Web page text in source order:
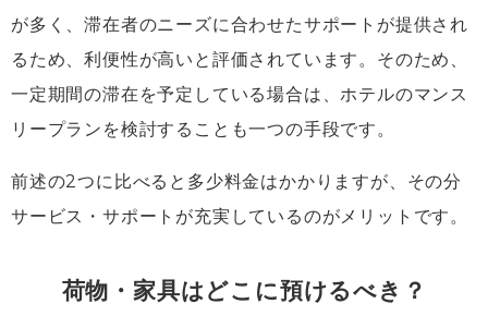
が多く、滞在者のニーズに合わせたサポートが提供され
るため、利便性が高いと評価されています。そのため、
一定期間の滞在を予定している場合は、ホテルのマンス
リープランを検討することも一つの手段です。
前述の2つに比べると多少料金はかかりますが、その分
サービス・サポートが充実しているのがメリットです。
荷物・家具はどこに預けるべき？